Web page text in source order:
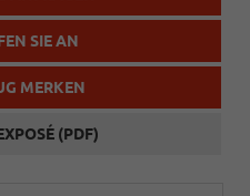
SIE AN
MERKEN
(PDF)